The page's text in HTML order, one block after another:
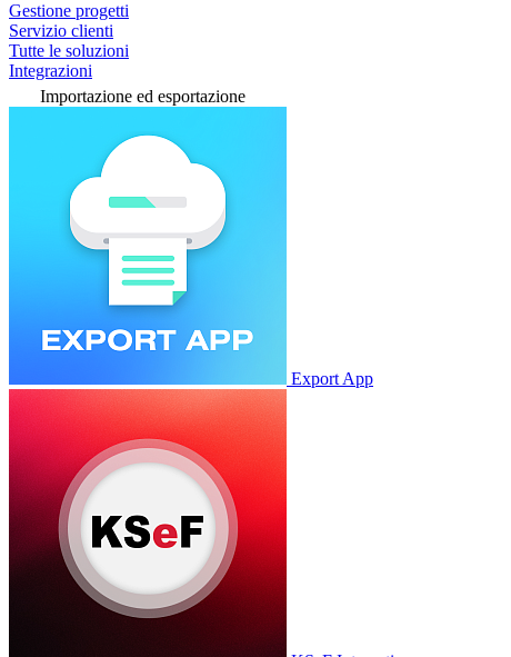
Gestione progetti
Servizio clienti
Tutte le soluzioni
Integrazioni
Importazione ed esportazione
Export App